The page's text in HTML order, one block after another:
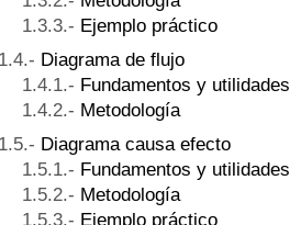
Ejemplo práctico
Diagrama de flujo
Fundamentos y utilidades
Metodología
Diagrama causa efecto
Fundamentos y utilidades
Metodología
Ejemplo práctico